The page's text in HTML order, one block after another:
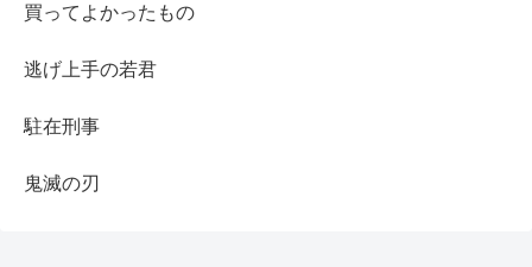
買ってよかったもの
逃げ上手の若君
駐在刑事
鬼滅の刃